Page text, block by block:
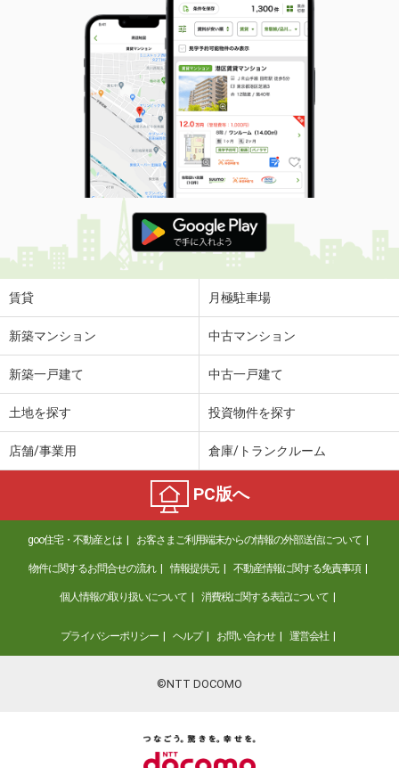
賃貸 月極駐車場
新築マンション 中古マンション
新築一戸建て 中古一戸建て
土地を探す 投資物件を探す
店舗/事業用 倉庫/トランクルーム
PC版へ
goo住宅・不動産とは お客さまご利用端末からの情報の外部送信について
物件に関するお問合せの流れ 情報提供元 不動産情報に関する免責事項
個人情報の取り扱いについて 消費税に関する表記について
プライバシーポリシー ヘルプ お問い合わせ 運営会社
©NTT DOCOMO